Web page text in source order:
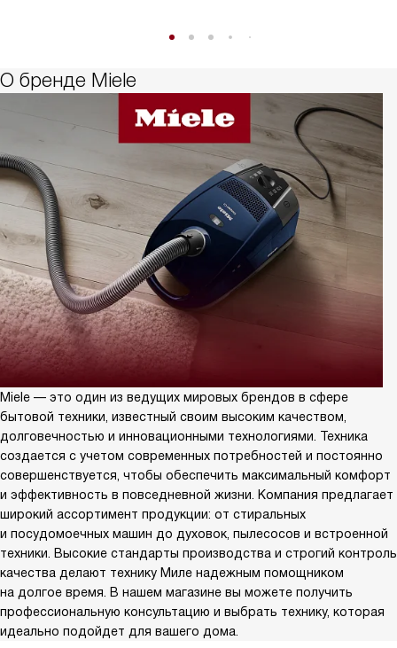
О бренде Miele
Miele — это один из ведущих мировых брендов в сфере
бытовой техники, известный своим высоким качеством,
долговечностью и инновационными технологиями. Техника
создается с учетом современных потребностей и постоянно
совершенствуется, чтобы обеспечить максимальный комфорт
и эффективность в повседневной жизни. Компания предлагает
широкий ассортимент продукции: от стиральных
и посудомоечных машин до духовок, пылесосов и встроенной
техники. Высокие стандарты производства и строгий контроль
качества делают технику Миле надежным помощником
на долгое время. В нашем магазине вы можете получить
профессиональную консультацию и выбрать технику, которая
идеально подойдет для вашего дома.